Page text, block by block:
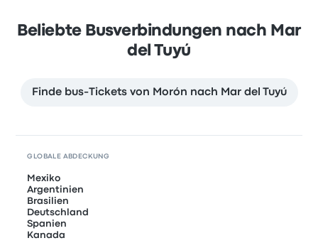
Beliebte Busverbindungen nach Mar
del Tuyú
Finde bus-Tickets von Morón nach Mar del Tuyú
GLOBALE ABDECKUNG
Mexiko
Argentinien
Brasilien
Deutschland
Spanien
Kanada